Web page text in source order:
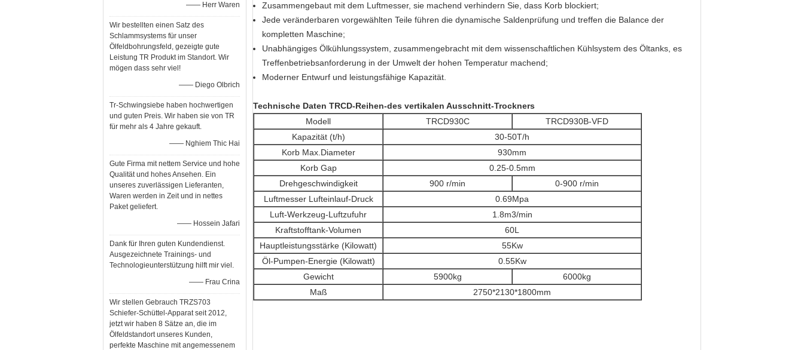
—— Herr Waren
Wir bestellten einen Satz des
Schlammsystems für unser
Ölfeldbohrungsfeld, gezeigte gute
Leistung TR Produkt im Standort. Wir
mögen dass sehr viel!
—— Diego Olbrich
Tr-Schwingsiebe haben hochwertigen
und guten Preis. Wir haben sie von TR
für mehr als 4 Jahre gekauft.
—— Nghiem Thic Hai
Gute Firma mit nettem Service und hohe
Qualität und hohes Ansehen. Ein
unseres zuverlässigen Lieferanten,
Waren werden in Zeit und in nettes
Paket geliefert.
—— Hossein Jafari
Dank für Ihren guten Kundendienst.
Ausgezeichnete Trainings- und
Technologieunterstützung hilft mir viel.
—— Frau Crina
Wir stellen Gebrauch TRZS703
Schiefer-Schüttel-Apparat seit 2012,
jetzt wir haben 8 Sätze an, die im
Ölfeldstandort unseres Kunden,
perfekte Maschine mit angemessenem
Zusammengebaut mit dem Luftmesser, sie machend verhindern Sie, dass Korb blockiert;
Jede veränderbaren vorgewählten Teile führen die dynamische Saldenprüfung und treffen die Balance der
kompletten Maschine;
Unabhängiges Ölkühlungssystem, zusammengebracht mit dem wissenschaftlichen Kühlsystem des Öltanks, es
Treffenbetriebsanforderung in der Umwelt der hohen Temperatur machend;
Moderner Entwurf und leistungsfähige Kapazität.
Technische Daten TRCD-Reihen-des vertikalen Ausschnitt-Trockners
Modell
TRCD930C
TRCD930B-VFD
Kapazität (t/h)
30-50T/h
Korb Max.Diameter
930mm
Korb Gap
0.25-0.5mm
Drehgeschwindigkeit
900 r/min
0-900 r/min
Luftmesser Lufteinlauf-Druck
0.69Mpa
Luft-Werkzeug-Luftzufuhr
1.8m3/min
Kraftstofftank-Volumen
60L
Hauptleistungsstärke (Kilowatt)
55Kw
Öl-Pumpen-Energie (Kilowatt)
0.55Kw
Gewicht
5900kg
6000kg
Maß
2750*2130*1800mm